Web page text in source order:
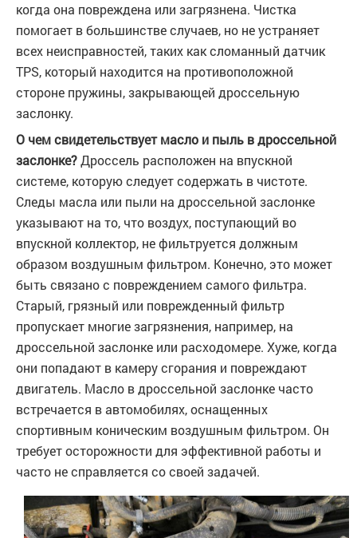
когда она повреждена или загрязнена. Чистка
помогает в большинстве случаев, но не устраняет
всех неисправностей, таких как сломанный датчик
TPS, который находится на противоположной
стороне пружины, закрывающей дроссельную
заслонку.
О чем свидетельствует масло и пыль в дроссельной
заслонке?Дроссель расположен на впускной
системе, которую следует содержать в чистоте.
Следы масла или пыли на дроссельной заслонке
указывают на то, что воздух, поступающий во
впускной коллектор, не фильтруется должным
образом воздушным фильтром. Конечно, это может
быть связано с повреждением самого фильтра.
Старый, грязный или поврежденный фильтр
пропускает многие загрязнения, например, на
дроссельной заслонке или расходомере. Хуже, когда
они попадают в камеру сгорания и повреждают
двигатель. Масло в дроссельной заслонке часто
встречается в автомобилях, оснащенных
спортивным коническим воздушным фильтром. Он
требует осторожности для эффективной работы и
часто не справляется со своей задачей.